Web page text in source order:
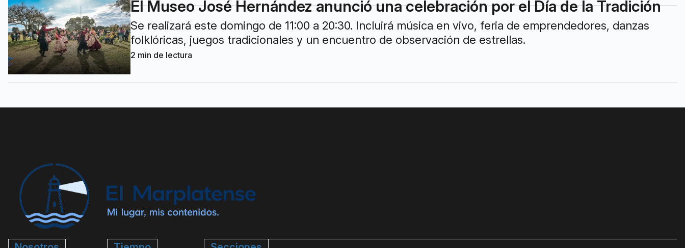
El Museo José Hernández anunció una celebración por el Día de la Tradición
Se realizará este domingo de 11:00 a 20:30. Incluirá música en vivo, feria de emprendedores, danzas
folklóricas, juegos tradicionales y un encuentro de observación de estrellas.
2 min de lectura